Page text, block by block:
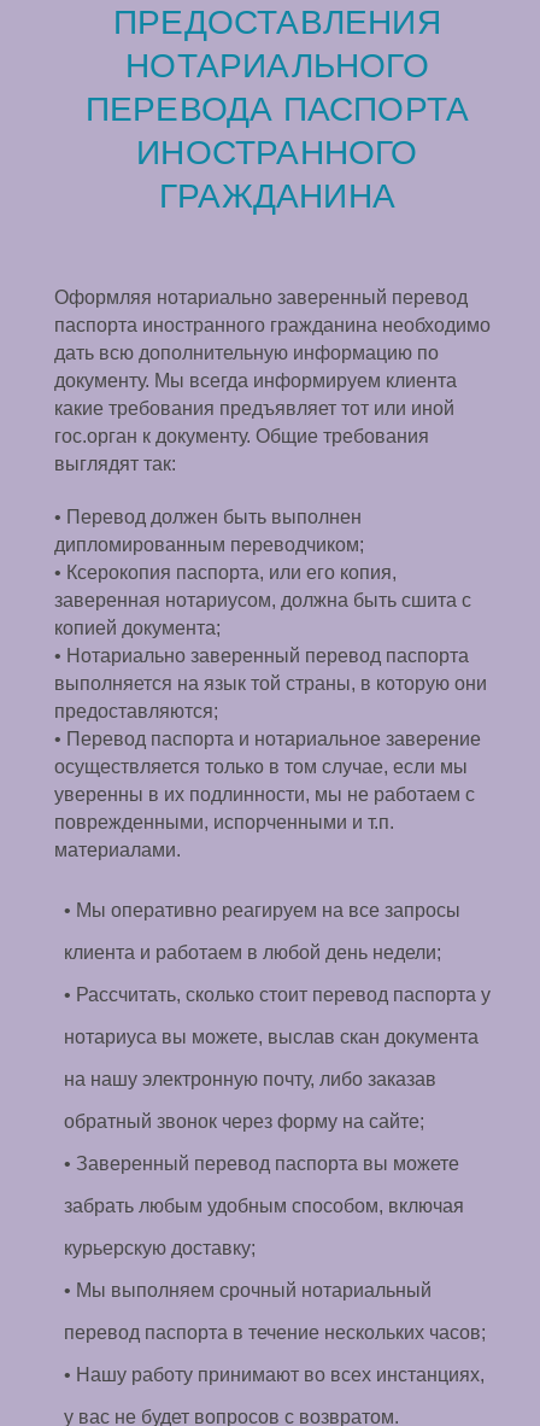
ПРЕДОСТАВЛЕНИЯ
НОТАРИАЛЬНОГО
ПЕРЕВОДА ПАСПОРТА
ИНОСТРАННОГО
ГРАЖДАНИНА
Оформляя нотариально заверенный перевод
паспорта иностранного гражданина необходимо
дать всю дополнительную информацию по
документу. Мы всегда информируем клиента
какие требования предъявляет тот или иной
гос.орган к документу. Общие требования
выглядят так:
• Перевод должен быть выполнен
дипломированным переводчиком;
• Ксерокопия паспорта, или его копия,
заверенная нотариусом, должна быть сшита с
копией документа;
• Нотариально заверенный перевод паспорта
выполняется на язык той страны, в которую они
предоставляются;
• Перевод паспорта и нотариальное заверение
осуществляется только в том случае, если мы
уверенны в их подлинности, мы не работаем с
поврежденными, испорченными и т.п.
материалами.
• Мы оперативно реагируем на все запросы
клиента и работаем в любой день недели;
• Рассчитать, сколько стоит перевод паспорта у
нотариуса вы можете, выслав скан документа
на нашу электронную почту, либо заказав
обратный звонок через форму на сайте;
• Заверенный перевод паспорта вы можете
забрать любым удобным способом, включая
курьерскую доставку;
• Мы выполняем срочный нотариальный
перевод паспорта в течение нескольких часов;
• Нашу работу принимают во всех инстанциях,
у вас не будет вопросов с возвратом.